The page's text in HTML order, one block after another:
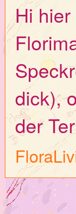
Hi
dick),
der